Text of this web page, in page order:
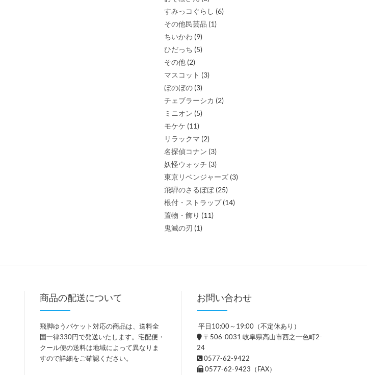
すみっコぐらし (6)
その他民芸品 (1)
ちいかわ (9)
ひだっち (5)
その他 (2)
マスコット (3)
ぼのぼの (3)
チェブラーシカ (2)
ミニオン (5)
モケケ (11)
リラックマ (2)
名探偵コナン (3)
妖怪ウォッチ (3)
東京リベンジャーズ (3)
飛騨のさるぼぼ (25)
根付・ストラップ (14)
置物・飾り (11)
鬼滅の刃 (1)
商品の配送について
飛脚ゆうパケット対応の商品は、送料全
国一律330円で発送いたします。宅配便・
クール便の送料は地域によって異なりま
すので詳細をご確認ください。
お問い合わせ
平日10:00～19:00（不定休あり）
〒506-0031 岐阜県高山市西之一色町2-
24
0577-62-9422
0577-62-9423（FAX）